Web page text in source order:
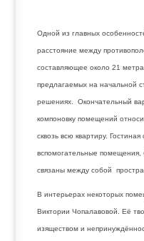
Одной из главных
расстояние между
составляющее около 21
предлагаемых на начальной
решениях. Окончательный
компоновку помещений
сквозь всю квартиру. Гостиная
вспомогательные помещения,
связаны между собой
В интерьерах некоторых
Виктории Чопалавовой. Её
изяществом и